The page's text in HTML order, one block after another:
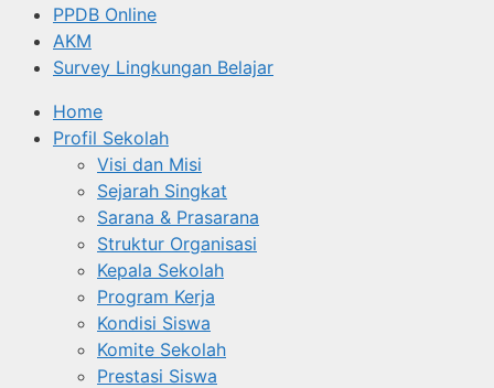
PPDB Online
AKM
Survey Lingkungan Belajar
Home
Profil Sekolah
Visi dan Misi
Sejarah Singkat
Sarana & Prasarana
Struktur Organisasi
Kepala Sekolah
Program Kerja
Kondisi Siswa
Komite Sekolah
Prestasi Siswa